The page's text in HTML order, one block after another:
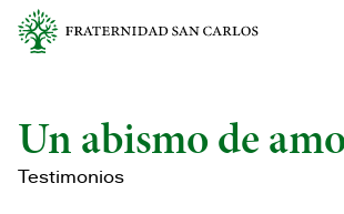
Un abismo de
Testimonios